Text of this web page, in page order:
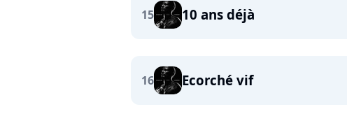
15 10 ans déjà
16 Ecorché vif